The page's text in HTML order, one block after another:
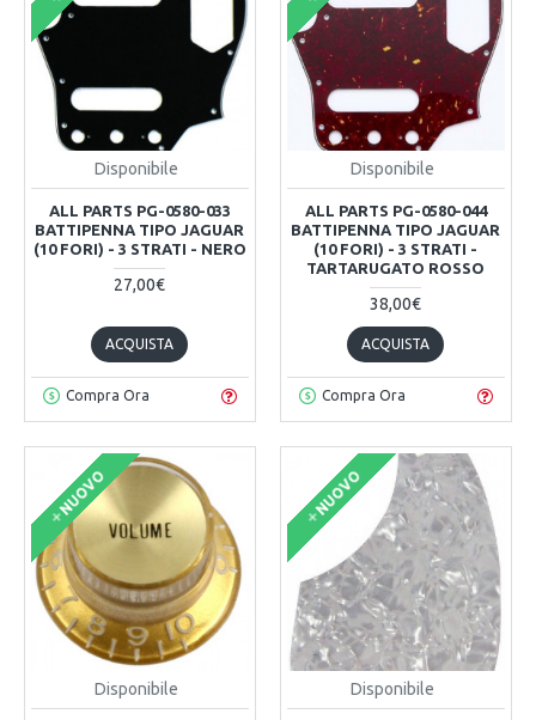
Disponibile
ALL PARTS PG-0580-033
BATTIPENNA TIPO JAGUAR
(10 FORI) - 3 STRATI - NERO
27,00€
ACQUISTA
Compra Ora
Disponibile
ALL PARTS PG-0580-044
BATTIPENNA TIPO JAGUAR
(10 FORI) - 3 STRATI -
TARTARUGATO ROSSO
38,00€
ACQUISTA
Compra Ora
NUOVO
Disponibile
NUOVO
Disponibile